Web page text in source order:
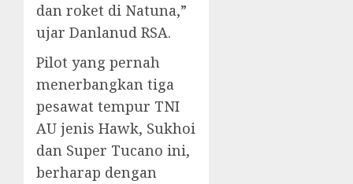
dan roket di Natuna,”
ujar Danlanud RSA.
Pilot yang pernah
menerbangkan tiga
pesawat tempur TNI
AU jenis Hawk, Sukhoi
dan Super Tucano ini,
berharap dengan